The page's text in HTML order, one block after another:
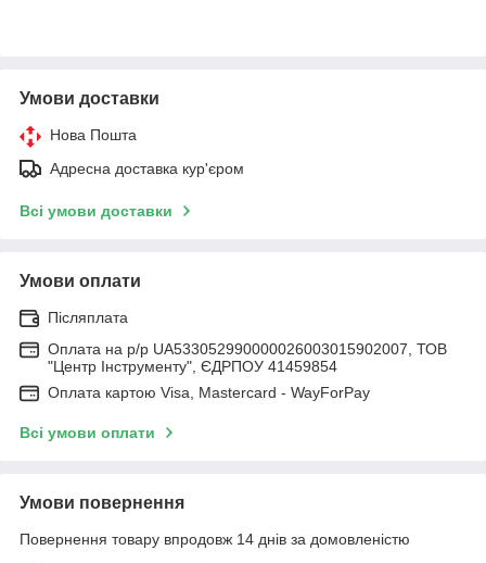
Умови доставки
Нова Пошта
Адресна доставка кур'єром
Всі умови доставки
Умови оплати
Післяплата
Оплата на р/р UA533052990000026003015902007, ТОВ
"Центр Інструменту", ЄДРПОУ 41459854
Оплата картою Visa, Mastercard - WayForPay
Всі умови оплати
Умови повернення
Повернення товару впродовж 14 днів за домовленістю